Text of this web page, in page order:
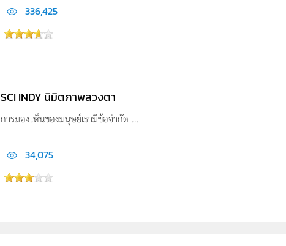
336,425
SCI INDY นิมิตภาพลวงตา
การมองเห็นของมนุษย์เรามีข้อจำกัด ...
34,075